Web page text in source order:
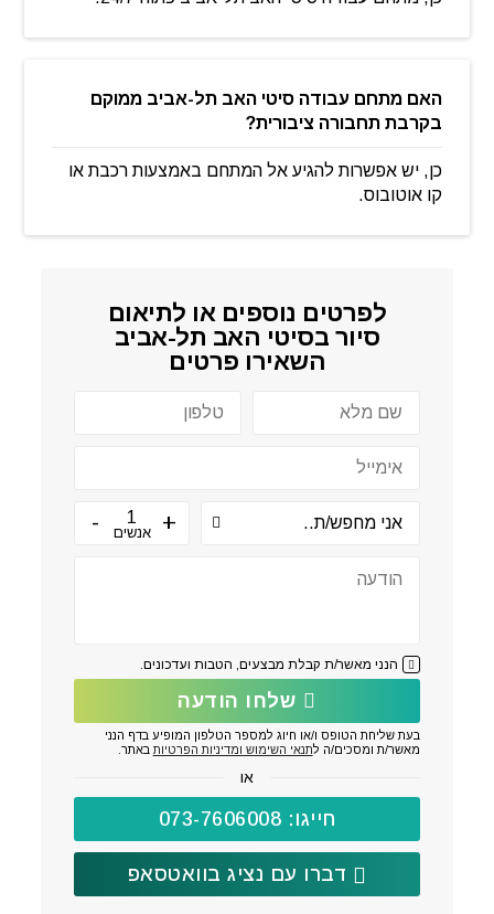
האם מתחם עבודה סיטי האב תל-אביב ממוקם
בקרבת תחבורה ציבורית?
כן, יש אפשרות להגיע אל המתחם באמצעות רכבת או
קו אוטובוס.
לפרטים נוספים או לתיאום
סיור בסיטי האב תל-אביב
השאירו פרטים
אנשים
הנני מאשר/ת קבלת מבצעים, הטבות ועדכונים.
שלחו הודעה
בעת שליחת הטופס ו/או חיוג למספר הטלפון המופיע בדף הנני
מאשר/ת ומסכים/ה לתנאי השימוש ומדיניות הפרטיות באתר.
או
חייגו: 073-7606008
דברו עם נציג בוואטסאפ